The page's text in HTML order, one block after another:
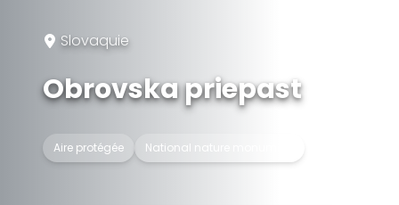
Slovaquie
Obrovska priepast
Aire protégée National nature monument